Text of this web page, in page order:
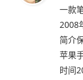
一款
2008
简介
苹果
时间